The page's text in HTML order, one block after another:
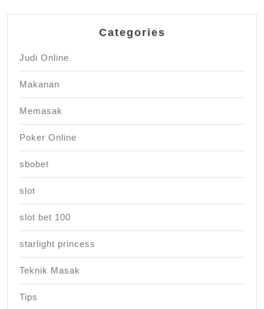
Categories
Judi Online
Makanan
Memasak
Poker Online
sbobet
slot
slot bet 100
starlight princess
Teknik Masak
Tips